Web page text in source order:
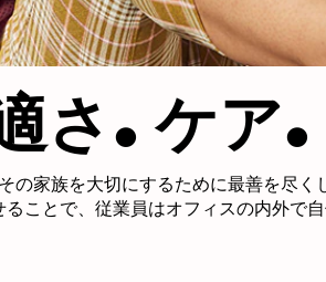
さ.ケア.
の家族を大切にするために最善を尽
ることで、従業員はオフィスの内外で